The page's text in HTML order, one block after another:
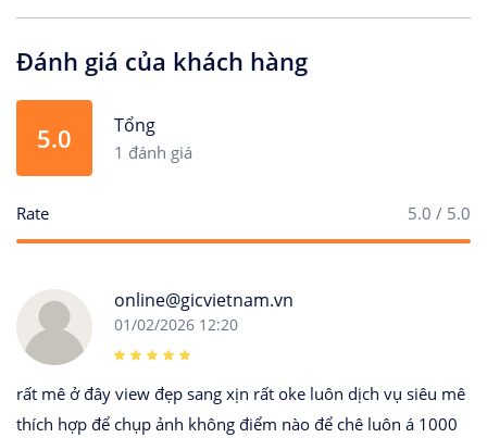
Đánh giá của khách hàng
5.0 Tổng
1 đánh giá
Rate 5.0 / 5.0
online@gicvietnam.vn
01/02/2026 12:20
rất mê ở đây view đẹp sang xịn rất oke luôn dịch vụ siêu mê
thích hợp để chụp ảnh không điểm nào để chê luôn á 1000